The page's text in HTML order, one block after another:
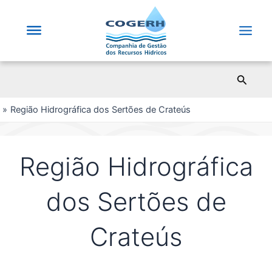
Região Hidrográfica dos Sertões de Crateús
Região Hidrográfica
dos Sertões de
Crateús